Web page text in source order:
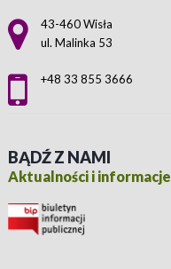
Adres pocztowy:
43-460 Wisła
ul. Malinka 53
+48 33 855 3666
BĄDŹ Z NAMI
Aktualności i informacje